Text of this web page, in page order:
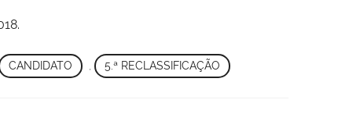
CANDIDATO , 5.ª RECLASSIFICAÇÃO